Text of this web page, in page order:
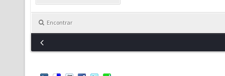
Encontrar